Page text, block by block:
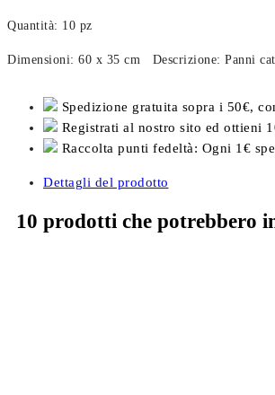
Quantità: 10 pz
Dimensioni: 60 x 35 cm Descrizione: Panni
Spedizione gratuita sopra i 50€,
Registrati al nostro sito ed ottieni
Raccolta punti fedeltà: Ogni 1€
Dettagli del prodotto
10 prodotti che potrebbero